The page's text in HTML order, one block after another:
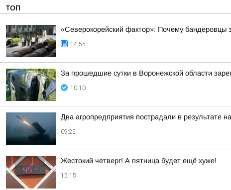
ТОП
«Северокорейский фактор»: Почему бандеровцы
14:55
За прошедшие сутки в Воронежской области
10:10
Два агропредприятия пострадали в результате
09:22
Жестокий четверг! А пятница будет ещё хуже!
15:15